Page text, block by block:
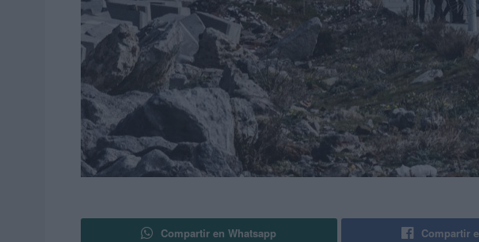
Compartir en Whatsapp Compartir